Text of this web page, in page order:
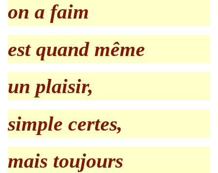
on a faim
est quand même
un plaisir,
simple certes,
mais toujours